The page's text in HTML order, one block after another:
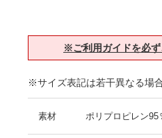
※ご利用ガイドを必ず
※サイズ表記は若干異なる場
素材 ポリプロピレン95